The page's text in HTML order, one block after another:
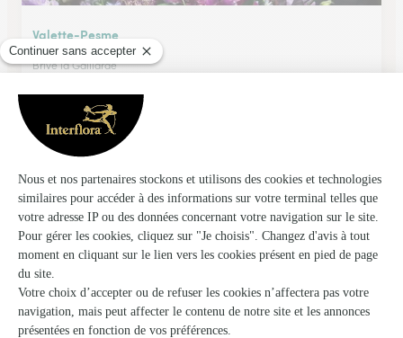
Valette-Pesme
Brive la Gaillarde
48, avenue Pierre-Semard
Voir la boutique
Ils ont fait livrer des fleurs ou une plante à